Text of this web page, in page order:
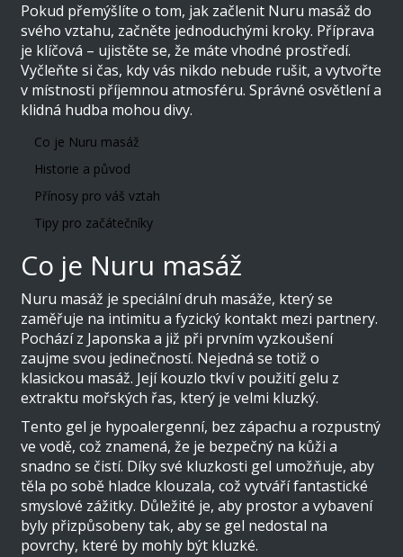
Pokud přemýšlíte o tom, jak začlenit Nuru masáž do
svého vztahu, začněte jednoduchými kroky. Příprava
je klíčová – ujistěte se, že máte vhodné prostředí.
Vyčleňte si čas, kdy vás nikdo nebude rušit, a vytvořte
v místnosti příjemnou atmosféru. Správné osvětlení a
klidná hudba mohou divy.
Co je Nuru masáž
Historie a původ
Přínosy pro váš vztah
Tipy pro začátečníky
Co je Nuru masáž
Nuru masáž je speciální druh masáže, který se
zaměřuje na intimitu a fyzický kontakt mezi partnery.
Pochází z Japonska a již při prvním vyzkoušení
zaujme svou jedinečností. Nejedná se totiž o
klasickou masáž. Její kouzlo tkví v použití gelu z
extraktu mořských řas, který je velmi kluzký.
Tento gel je hypoalergenní, bez zápachu a rozpustný
ve vodě, což znamená, že je bezpečný na kůži a
snadno se čistí. Díky své kluzkosti gel umožňuje, aby
těla po sobě hladce klouzala, což vytváří fantastické
smyslové zážitky. Důležité je, aby prostor a vybavení
byly přizpůsobeny tak, aby se gel nedostal na
povrchy, které by mohly být kluzké.